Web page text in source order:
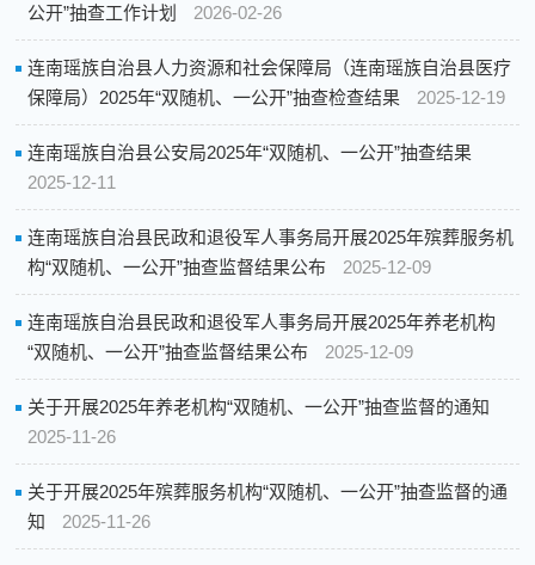
公开”抽查工作计划
2026-02-26
连南瑶族自治县人力资源和社会保障局（连南瑶族自治县医疗
保障局）2025年“双随机、一公开”抽查检查结果
2025-12-19
连南瑶族自治县公安局2025年“双随机、一公开”抽查结果
2025-12-11
连南瑶族自治县民政和退役军人事务局开展2025年殡葬服务机
构“双随机、一公开”抽查监督结果公布
2025-12-09
连南瑶族自治县民政和退役军人事务局开展2025年养老机构
“双随机、一公开”抽查监督结果公布
2025-12-09
关于开展2025年养老机构“双随机、一公开”抽查监督的通知
2025-11-26
关于开展2025年殡葬服务机构“双随机、一公开”抽查监督的通
知
2025-11-26